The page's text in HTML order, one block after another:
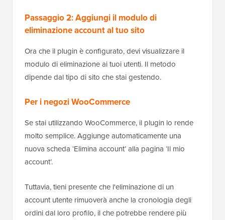
Passaggio 2: Aggiungi il modulo di
eliminazione account al tuo sito
Ora che il plugin è configurato, devi visualizzare il
modulo di eliminazione ai tuoi utenti. Il metodo
dipende dal tipo di sito che stai gestendo.
Per i negozi WooCommerce
Se stai utilizzando WooCommerce, il plugin lo rende
molto semplice. Aggiunge automaticamente una
nuova scheda ‘Elimina account’ alla pagina ‘Il mio
account’.
Tuttavia, tieni presente che l'eliminazione di un
account utente rimuoverà anche la cronologia degli
ordini dal loro profilo, il che potrebbe rendere più